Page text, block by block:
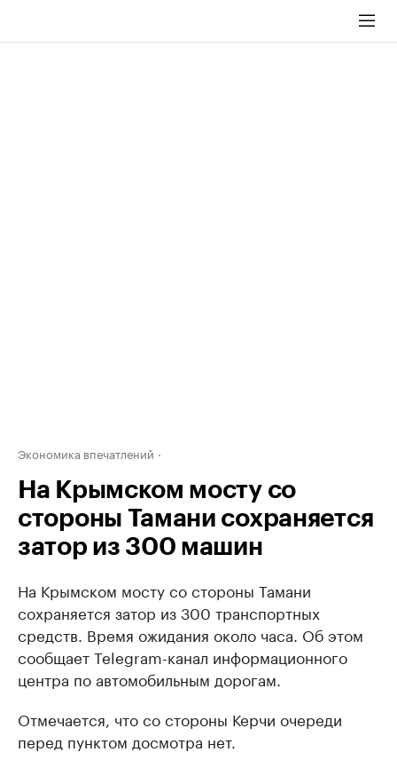
Экономика впечатлений
На Крымском мосту со
стороны Тамани сохраняется
затор из 300 машин
На Крымском мосту со стороны Тамани
сохраняется затор из 300 транспортных
средств. Время ожидания около часа. Об этом
сообщает Telegram-канал информационного
центра по автомобильным дорогам.
Отмечается, что со стороны Керчи очереди
перед пунктом досмотра нет.